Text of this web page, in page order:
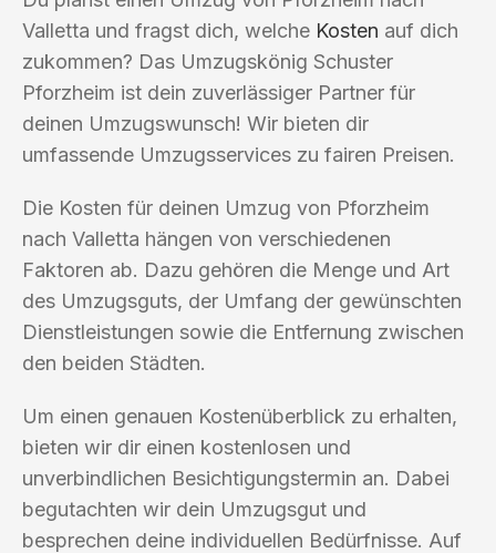
Valletta und fragst dich, welche Kosten auf dich
zukommen? Das Umzugskönig Schuster
Pforzheim ist dein zuverlässiger Partner für
deinen Umzugswunsch! Wir bieten dir
umfassende Umzugsservices zu fairen Preisen.
Die Kosten für deinen Umzug von Pforzheim
nach Valletta hängen von verschiedenen
Faktoren ab. Dazu gehören die Menge und Art
des Umzugsguts, der Umfang der gewünschten
Dienstleistungen sowie die Entfernung zwischen
den beiden Städten.
Um einen genauen Kostenüberblick zu erhalten,
bieten wir dir einen kostenlosen und
unverbindlichen Besichtigungstermin an. Dabei
begutachten wir dein Umzugsgut und
besprechen deine individuellen Bedürfnisse. Auf